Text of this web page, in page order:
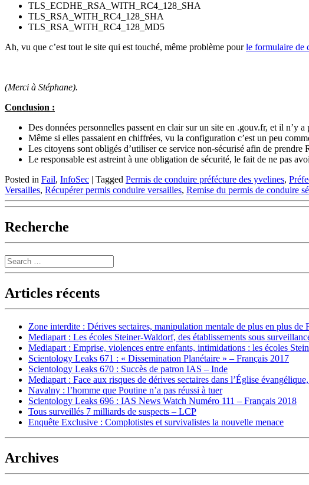
TLS_ECDHE_RSA_WITH_RC4_128_SHA
TLS_RSA_WITH_RC4_128_SHA
TLS_RSA_WITH_RC4_128_MD5
Ah, vu que c’est tout le site qui est touché, même problème pourle formulaire de
(Merci à Stéphane).
Conclusion :
Des données personnelles passent en clair sur un site en .gouv.fr, et il n’y
Même si elles passaient en chiffrées, vu la configuration c’est un peu
Les citoyens sont obligés d’utiliser ce service non-sécurisé afin de prendre
Le responsable est astreint à une obligation de sécurité, le fait de ne pas
Posted in Fail, InfoSec | Tagged Permis de conduire préfécture des yvelines,
Versailles, Récupérer permis conduire versailles, Remise du permis de conduire
Recherche
Search
Articles récents
Zone interdite : Dérives sectaires, manipulation mentale de plus en plus de
Mediapart : Les écoles Steiner-Waldorf, des établissements sous
Mediapart : Emprise, violences entre enfants, intimidations : les écoles
Scientology Leaks 671 : « Dissemination Planétaire » – Français 2017
Scientology Leaks 670 : Succès de patron IAS – Inde
Mediapart : Face aux risques de dérives sectaires dans l’Église
Navalny : l’homme que Poutine n’a pas réussi à tuer
Scientology Leaks 696 : IAS News Watch Numéro 111 – Français 2018
Tous surveillés 7 milliards de suspects – LCP
Enquête Exclusive : Complotistes et survivalistes la nouvelle menace
Archives